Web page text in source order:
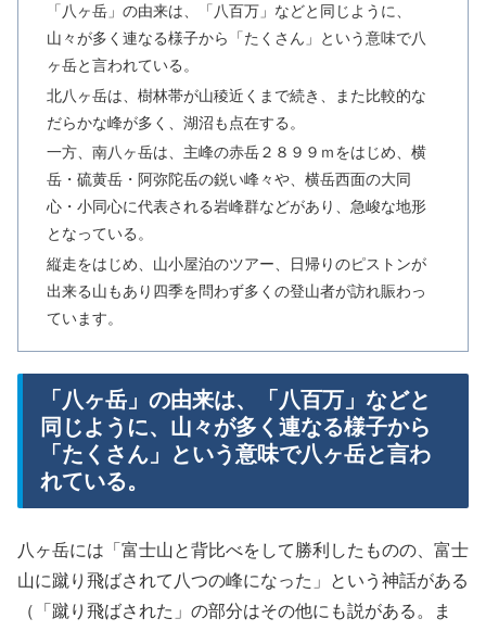
「八ヶ岳」の由来は、「八百万」などと同じように、
山々が多く連なる様子から「たくさん」という意味で八
ヶ岳と言われている。
​北八ヶ岳は、樹林帯が山稜近くまで続き、また比較的な
だらかな峰が多く、湖沼も点在する。
一方、南八ヶ岳は、主峰の赤岳２８９９ｍをはじめ、横
岳・硫黄岳・阿弥陀岳の鋭い峰々や、横岳西面の大同
心・小同心に代表される岩峰群などがあり、急峻な地形
となっている。
縦走をはじめ、山小屋泊のツアー、日帰りのピストンが
出来る山もあり四季を問わず多くの登山者が訪れ賑わっ
ています。
「八ヶ岳」の由来は、「八百万」などと
同じように、山々が多く連なる様子から
「たくさん」という意味で八ヶ岳と言わ
れている。
八ヶ岳には「富士山と背比べをして勝利したものの、富士
山に蹴り飛ばされて八つの峰になった」という神話がある
（「蹴り飛ばされた」の部分はその他にも説がある。ま